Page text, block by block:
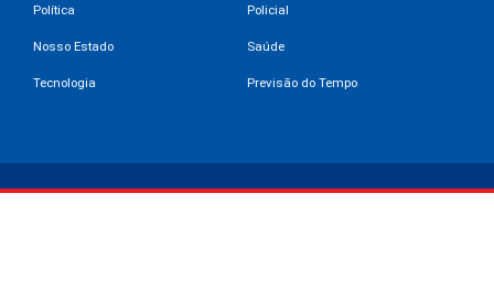
Política Policial
Nosso Estado Saúde
Tecnologia Previsão do Tempo